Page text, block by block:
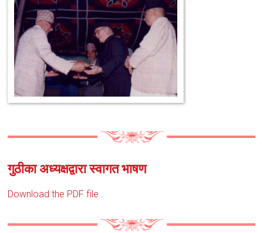
गुठीका अध्यक्षद्वारा स्वागत भाषण
Download the PDF file .